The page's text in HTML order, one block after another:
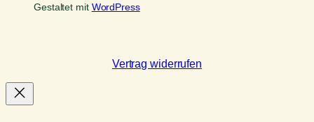
Gestaltet mit WordPress
Vertrag widerrufen